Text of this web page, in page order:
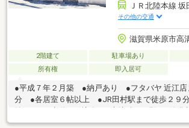
ＪＲ北陸本線
その他の交通
滋賀県米原市高
2階建て 駐車場あり
所有権
即入居可
●平成７年２月築 ●納戸あり ●フタバヤ 近江店
分 ●各居室６帖以上 ●JR田村駅まで徒歩２９
納あり■下水道：引込有 ※未接続 ※現況、浄化
ス２台分有り(約５．０m×約５．０m)（車種によ